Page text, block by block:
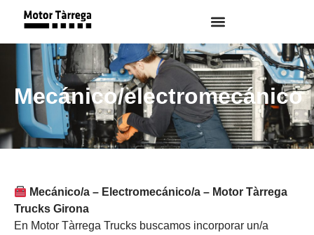
Mecánico/electromecánico
Mecánico/a – Electromecánico/a – Motor Tàrrega
Trucks Girona
En Motor Tàrrega Trucks buscamos incorporar un/a